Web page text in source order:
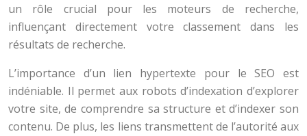
un rôle crucial pour les moteurs de recherche,
influençant directement votre classement dans les
résultats de recherche.
L’importance d’un lien hypertexte pour le SEO est
indéniable. Il permet aux robots d’indexation d’explorer
votre site, de comprendre sa structure et d’indexer son
contenu. De plus, les liens transmettent de l’autorité aux